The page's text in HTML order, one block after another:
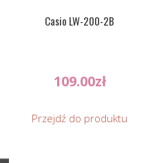
Casio LW-200-2B
109.00zł
Przejdź do produktu